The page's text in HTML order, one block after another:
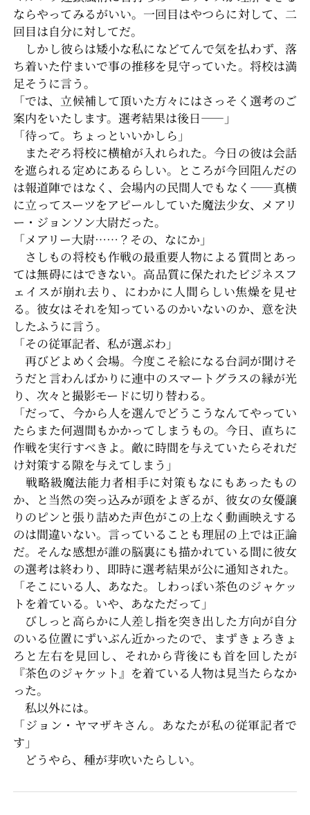
ならやってみるがいい。一回目はやつらに対して、二
回目は自分に対してだ。
しかし彼らは矮小な私になどてんで気を払わず、落
ち着いた佇まいで事の推移を見守っていた。将校は満
足そうに言う。
「では、立候補して頂いた方々にはさっそく選考のご
案内をいたします。選考結果は後日――」
「待って。ちょっといいかしら」
またぞろ将校に横槍が入れられた。今日の彼は会話
を遮られる定めにあるらしい。ところが今回阻んだの
は報道陣ではなく、会場内の民間人でもなく――真横
に立ってスーツをアピールしていた魔法少女、メアリ
ー・ジョンソン大尉だった。
「メアリー大尉……？その、なにか」
さしもの将校も作戦の最重要人物による質問とあっ
ては無碍にはできない。高品質に保たれたビジネスフ
ェイスが崩れ去り、にわかに人間らしい焦燥を見せ
る。彼女はそれを知っているのかいないのか、意を決
したふうに言う。
「その従軍記者、私が選ぶわ」
再びどよめく会場。今度こそ絵になる台詞が聞けそ
うだと言わんばかりに連中のスマートグラスの縁が光
り、次々と撮影モードに切り替わる。
「だって、今から人を選んでどうこうなんてやってい
たらまた何週間もかかってしまうもの。今日、直ちに
作戦を実行すべきよ。敵に時間を与えていたらそれだ
け対策する隙を与えてしまう」
戦略級魔法能力者相手に対策もなにもあったもの
か、と当然の突っ込みが頭をよぎるが、彼女の女優譲
りのピンと張り詰めた声色がこの上なく動画映えする
のは間違いない。言っていることも理屈の上では正論
だ。そんな感想が誰の脳裏にも描かれている間に彼女
の選考は終わり、即時に選考結果が公に通知された。
「そこにいる人、あなた。しわっぽい茶色のジャケッ
トを着ている。いや、あなただって」
びしっと高らかに人差し指を突き出した方向が自分
のいる位置にずいぶん近かったので、まずきょろきょ
ろと左右を見回し、それから背後にも首を回したが
『茶色のジャケット』を着ている人物は見当たらなか
った。
私以外には。
「ジョン・ヤマザキさん。あなたが私の従軍記者で
す」
どうやら、種が芽吹いたらしい。